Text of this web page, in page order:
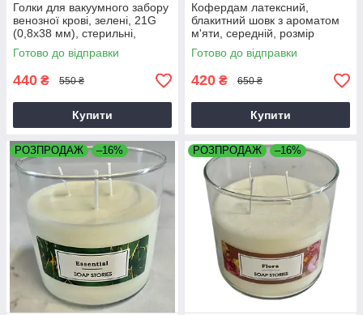
Голки для вакуумного забору
венозної крові, зелені, 21G
(0,8x38 мм), стерильні,
VACUETTE
Готово до відправки
440 ₴ 550 ₴
Купити
Кофердам латексний,
блакитний шовк з ароматом
м'яти, середній, розмір
152мм*152мм по 36шт
Готово до відправки
420 ₴ 650 ₴
Купити
РОЗПРОДАЖ –16% РОЗПРОДАЖ –16%